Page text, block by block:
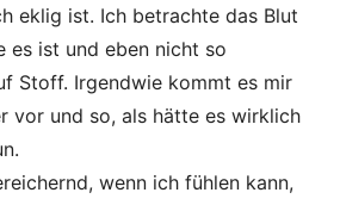
eklig ist. Ich betrachte das Blut
es ist und eben nicht so
Stoff. Irgendwie kommt es mir
vor und so, als hätte es wirklich
wenn ich fühlen kann,